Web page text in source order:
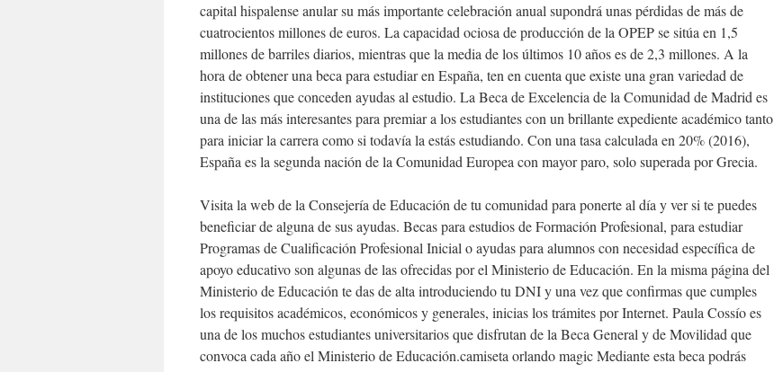
capital hispalense anular su más importante celebración anual supondrá unas pérdidas de más de
cuatrocientos millones de euros. La capacidad ociosa de producción de la OPEP se sitúa en 1,5
millones de barriles diarios, mientras que la media de los últimos 10 años es de 2,3 millones. A la
hora de obtener una beca para estudiar en España, ten en cuenta que existe una gran variedad de
instituciones que conceden ayudas al estudio. La Beca de Excelencia de la Comunidad de Madrid es
una de las más interesantes para premiar a los estudiantes con un brillante expediente académico tanto
para iniciar la carrera como si todavía la estás estudiando. Con una tasa calculada en 20% (2016),
España es la segunda nación de la Comunidad Europea con mayor paro, solo superada por Grecia.
Visita la web de la Consejería de Educación de tu comunidad para ponerte al día y ver si te puedes
beneficiar de alguna de sus ayudas. Becas para estudios de Formación Profesional, para estudiar
Programas de Cualificación Profesional Inicial o ayudas para alumnos con necesidad específica de
apoyo educativo son algunas de las ofrecidas por el Ministerio de Educación. En la misma página del
Ministerio de Educación te das de alta introduciendo tu DNI y una vez que confirmas que cumples
los requisitos académicos, económicos y generales, inicias los trámites por Internet. Paula Cossío es
una de los muchos estudiantes universitarios que disfrutan de la Beca General y de Movilidad que
convoca cada año el Ministerio de Educación.camiseta orlando magic Mediante esta beca podrás